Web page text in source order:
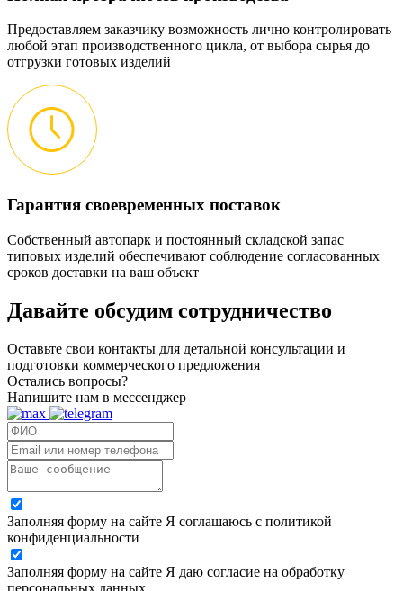
Предоставляем заказчику возможность лично контролировать
любой этап производственного цикла, от выбора сырья до
отгрузки готовых изделий
Гарантия своевременных поставок
Собственный автопарк и постоянный складской запас
типовых изделий обеспечивают соблюдение согласованных
сроков доставки на ваш объект
Давайте обсудим сотрудничество
Оставьте свои контакты для детальной консультации и
подготовки коммерческого предложения
Остались вопросы?
Напишите нам в мессенджер
Заполняя форму на сайте Я соглашаюсь с политикой
конфиденциальности
Заполняя форму на сайте Я даю согласие на обработку
персональных данных.